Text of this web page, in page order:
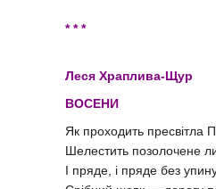
* * *
Леся Храплива-Щур
ВОСЕНИ
Як проходить пресвітла
Шелестить позолочене
І пряде, і пряде без